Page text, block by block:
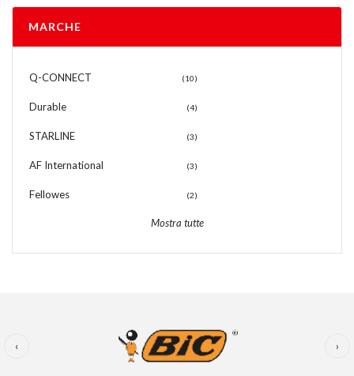
MARCHE
Q-CONNECT (10)
Durable (4)
STARLINE (3)
AF International (3)
Fellowes (2)
Mostra tutte
‹ ›